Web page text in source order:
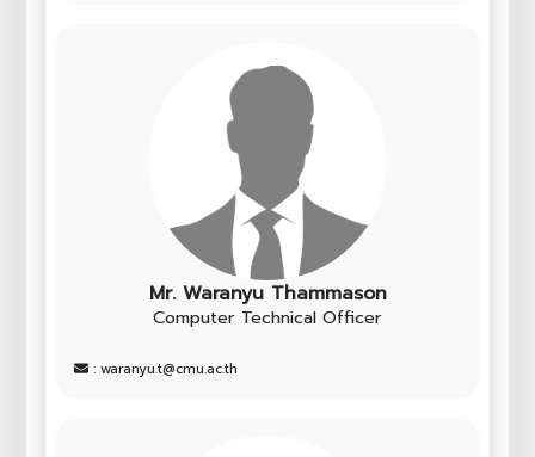
Mr. Waranyu Thammason
Computer Technical Officer
: waranyu.t@cmu.ac.th